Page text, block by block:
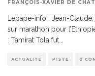
FRANÇOIS-XAVIER DE
Lepape-info : Jean-
sur marathon pour
: Tamirat Tola fut
ACTUALITÉ PISTE 0